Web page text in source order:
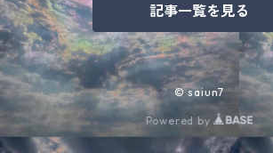
記事一覧を見る
© saiun7
Powered by